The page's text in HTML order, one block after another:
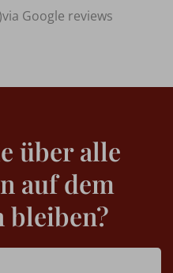
via Google reviews
über alle
auf dem
bleiben?